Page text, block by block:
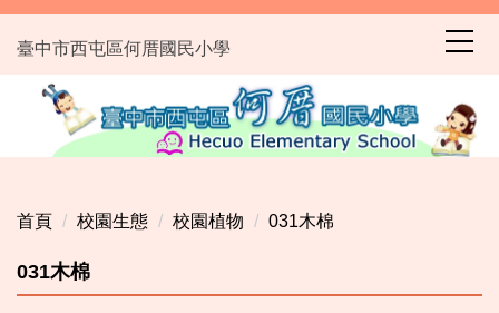
跳
到
主
臺中市西屯區何厝國民小學
首頁 校園生態 校園植物 031木棉
031木棉